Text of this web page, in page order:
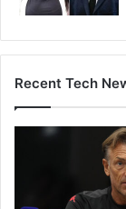
Recent Tech